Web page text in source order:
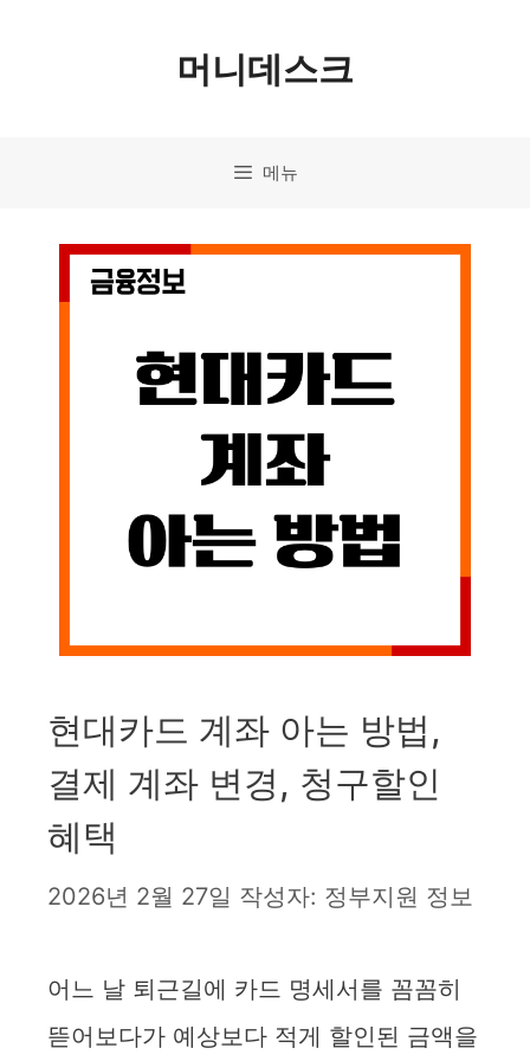
머니데스크
메뉴
현대카드 계좌 아는 방법,
결제 계좌 변경, 청구할인
혜택
2026년 2월 27일 작성자: 정부지원 정보
어느 날 퇴근길에 카드 명세서를 꼼꼼히
뜯어보다가 예상보다 적게 할인된 금액을